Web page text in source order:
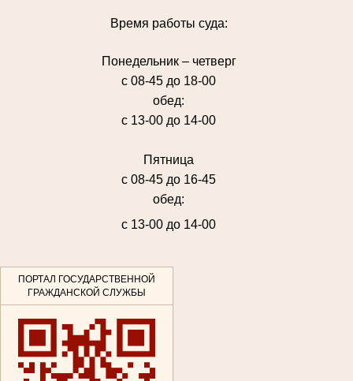
Время работы суда:
Понедельник – четверг
с 08-45 до 18-00
обед:
с 13-00 до 14-00
Пятница
с 08-45 до 16-45
обед:
с 13-00 до 14-00
ПОРТАЛ ГОСУДАРСТВЕННОЙ
ГРАЖДАНСКОЙ СЛУЖБЫ